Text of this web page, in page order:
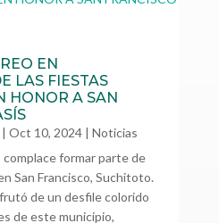
EN
LAS FIESTAS
HONOR A SAN
| Oct 10, 2024| Noticias
formar parte de
San Francisco, Suchitoto.
de un desfile colorido
de este municipio,